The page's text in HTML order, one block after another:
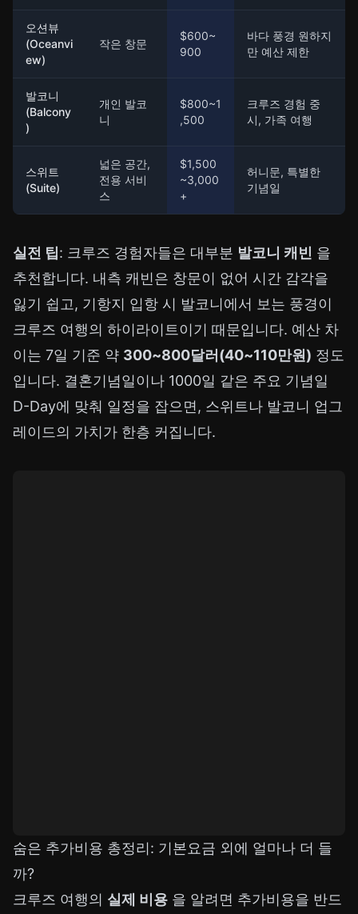
오션뷰
(Oceanvi
ew)
작은 창문
$600~
900
바다 풍경 원하지
만 예산 제한
발코니
(Balcony
)
개인 발코
니
$800~1
,500
크루즈 경험 중
시, 가족 여행
스위트
(Suite)
넓은 공간,
전용 서비
스
$1,500
~3,000
+
허니문, 특별한
기념일
실전 팁: 크루즈 경험자들은 대부분 발코니 캐빈 을
추천합니다. 내측 캐빈은 창문이 없어 시간 감각을
잃기 쉽고, 기항지 입항 시 발코니에서 보는 풍경이
크루즈 여행의 하이라이트이기 때문입니다. 예산 차
이는 7일 기준 약 300~800달러(40~110만원) 정도
입니다. 결혼기념일이나 1000일 같은 주요 기념일
D-Day에 맞춰 일정을 잡으면, 스위트나 발코니 업그
레이드의 가치가 한층 커집니다.
숨은 추가비용 총정리: 기본요금 외에 얼마나 더 들
까?
크루즈 여행의 실제 비용 을 알려면 추가비용을 반드